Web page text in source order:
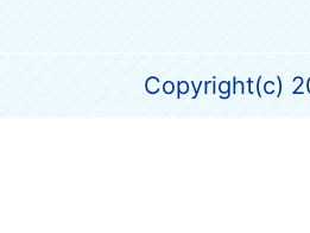
Copyright(c)